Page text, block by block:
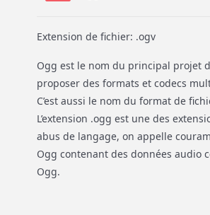
Extension de fichier: .ogv
Ogg est le nom du principal projet
proposer des formats et codecs
C’est aussi le nom du format de
L’extension .ogg est une des
abus de langage, on appelle
Ogg contenant des données audio
Ogg.